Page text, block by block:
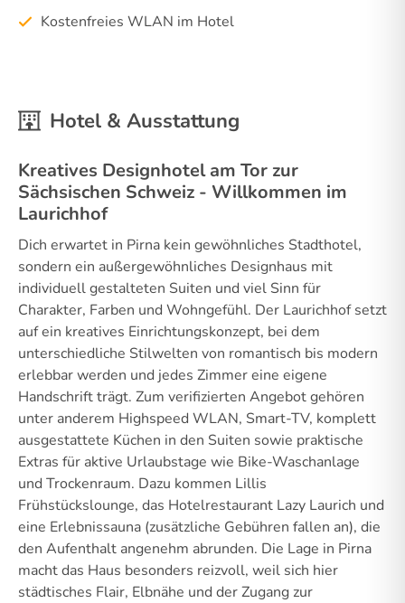
Kostenfreies WLAN im Hotel
Hotel & Ausstattung
Kreatives Designhotel am Tor zur
Sächsischen Schweiz - Willkommen im
Laurichhof
Dich erwartet in Pirna kein gewöhnliches Stadthotel,
sondern ein außergewöhnliches Designhaus mit
individuell gestalteten Suiten und viel Sinn für
Charakter, Farben und Wohngefühl. Der Laurichhof setzt
auf ein kreatives Einrichtungskonzept, bei dem
unterschiedliche Stilwelten von romantisch bis modern
erlebbar werden und jedes Zimmer eine eigene
Handschrift trägt. Zum verifizierten Angebot gehören
unter anderem Highspeed WLAN, Smart-TV, komplett
ausgestattete Küchen in den Suiten sowie praktische
Extras für aktive Urlaubstage wie Bike-Waschanlage
und Trockenraum. Dazu kommen Lillis
Frühstückslounge, das Hotelrestaurant Lazy Laurich und
eine Erlebnissauna (zusätzliche Gebühren fallen an), die
den Aufenthalt angenehm abrunden. Die Lage in Pirna
macht das Haus besonders reizvoll, weil sich hier
städtisches Flair, Elbnähe und der Zugang zur